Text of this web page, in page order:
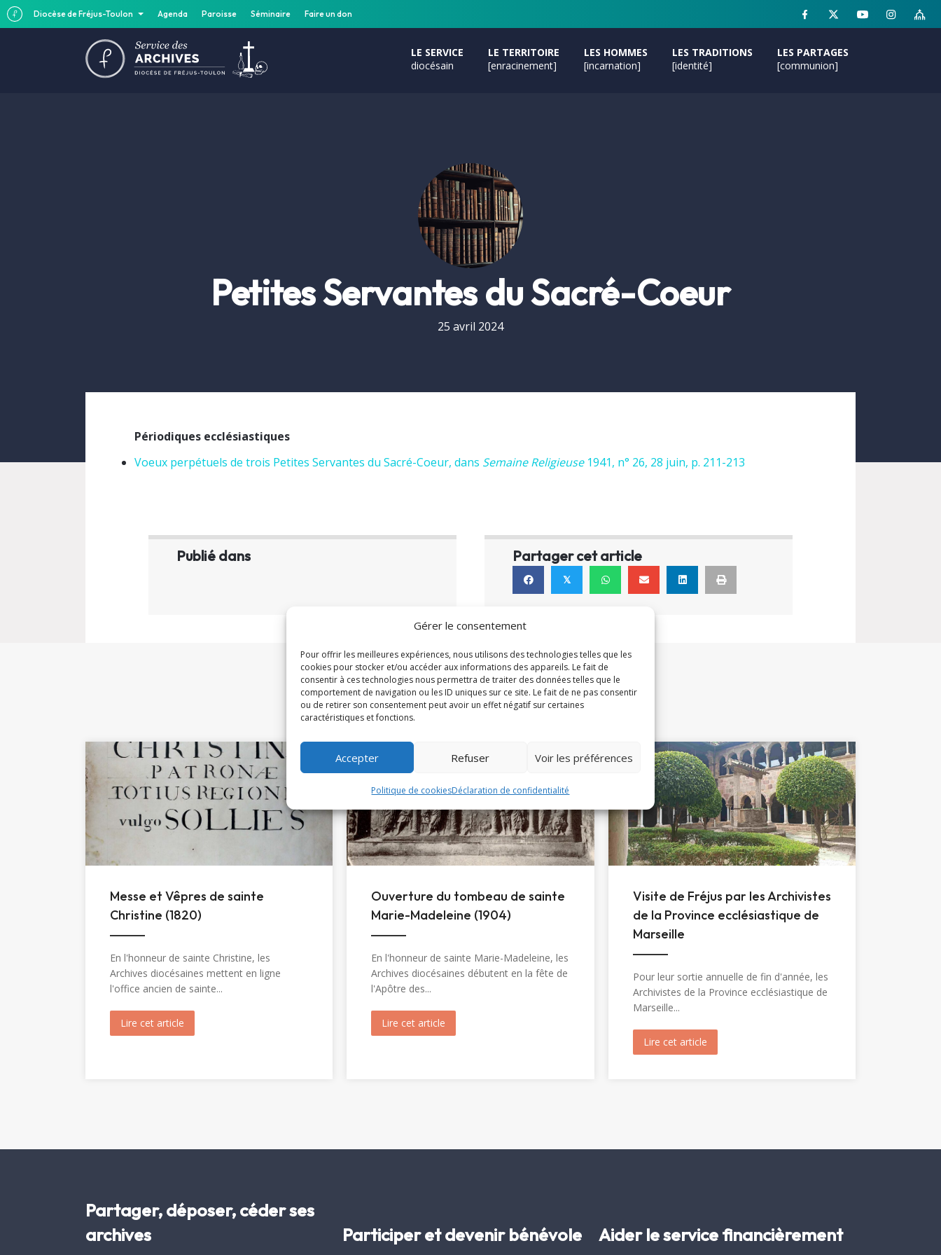
Diocèse de Fréjus-Toulon Agenda Paroisse Séminaire Faire un don
Gérer le consentement
Pour offrir les meilleures expériences, nous utilisons des technologies telles que les
cookies pour stocker et/ou accéder aux informations des appareils. Le fait de
consentir à ces technologies nous permettra de traiter des données telles que le
comportement de navigation ou les ID uniques sur ce site. Le fait de ne pas consentir
ou de retirer son consentement peut avoir un effet négatif sur certaines
caractéristiques et fonctions.
Accepter Refuser Voir les préférences
Politique de cookiesDéclaration de confidentialité
LE SERVICE
diocésain
LE TERRITOIRE
[enracinement]
LES HOMMES
[incarnation]
LES TRADITIONS
[identité]
LES PARTAGES
[communion]
Petites Servantes du Sacré-Coeur
25 avril 2024
Périodiques ecclésiastiques
Voeux perpétuels de trois Petites Servantes du Sacré-Coeur, dans Semaine Religieuse1941, n° 26, 28 juin, p. 211-213
Publié dans Partager cet article
𝕏
À la une
Messe et Vêpres de sainte
Christine (1820)
En l'honneur de sainte Christine, les
Archives diocésaines mettent en ligne
l'office ancien de sainte...
Lire cet article about Messe et Vêpres de sainte Christine (1820)
Ouverture du tombeau de sainte
Marie-Madeleine (1904)
En l'honneur de sainte Marie-Madeleine, les
Archives diocésaines débutent en la fête de
l'Apôtre des...
Lire cet article
Visite de Fréjus par les Archivistes
de la Province ecclésiastique de
Marseille
Pour leur sortie annuelle de fin d'année, les
Archivistes de la Province ecclésiastique de
Marseille...
Lire cet article
Partager, déposer, céder ses
archives
Participer et devenir bénévole Aider le service financièrement